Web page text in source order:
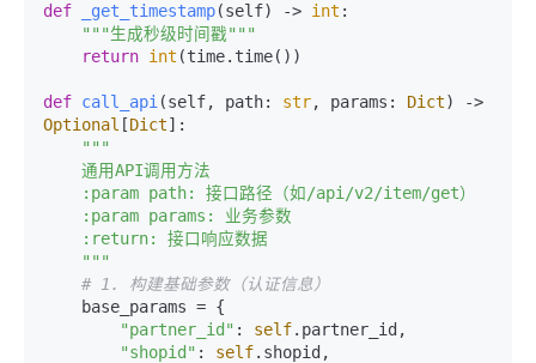
def _get_timestamp(self) -> int :
"""生成秒级时间戳"""
return int (time.time())
def call_api (self, path: str, params: Dict
Optional [Dict]:
"""
    """
# 1. 构建基础参数（认证信息）
"partner_id" : self.partner_id,
"shopid" : self.shopid,